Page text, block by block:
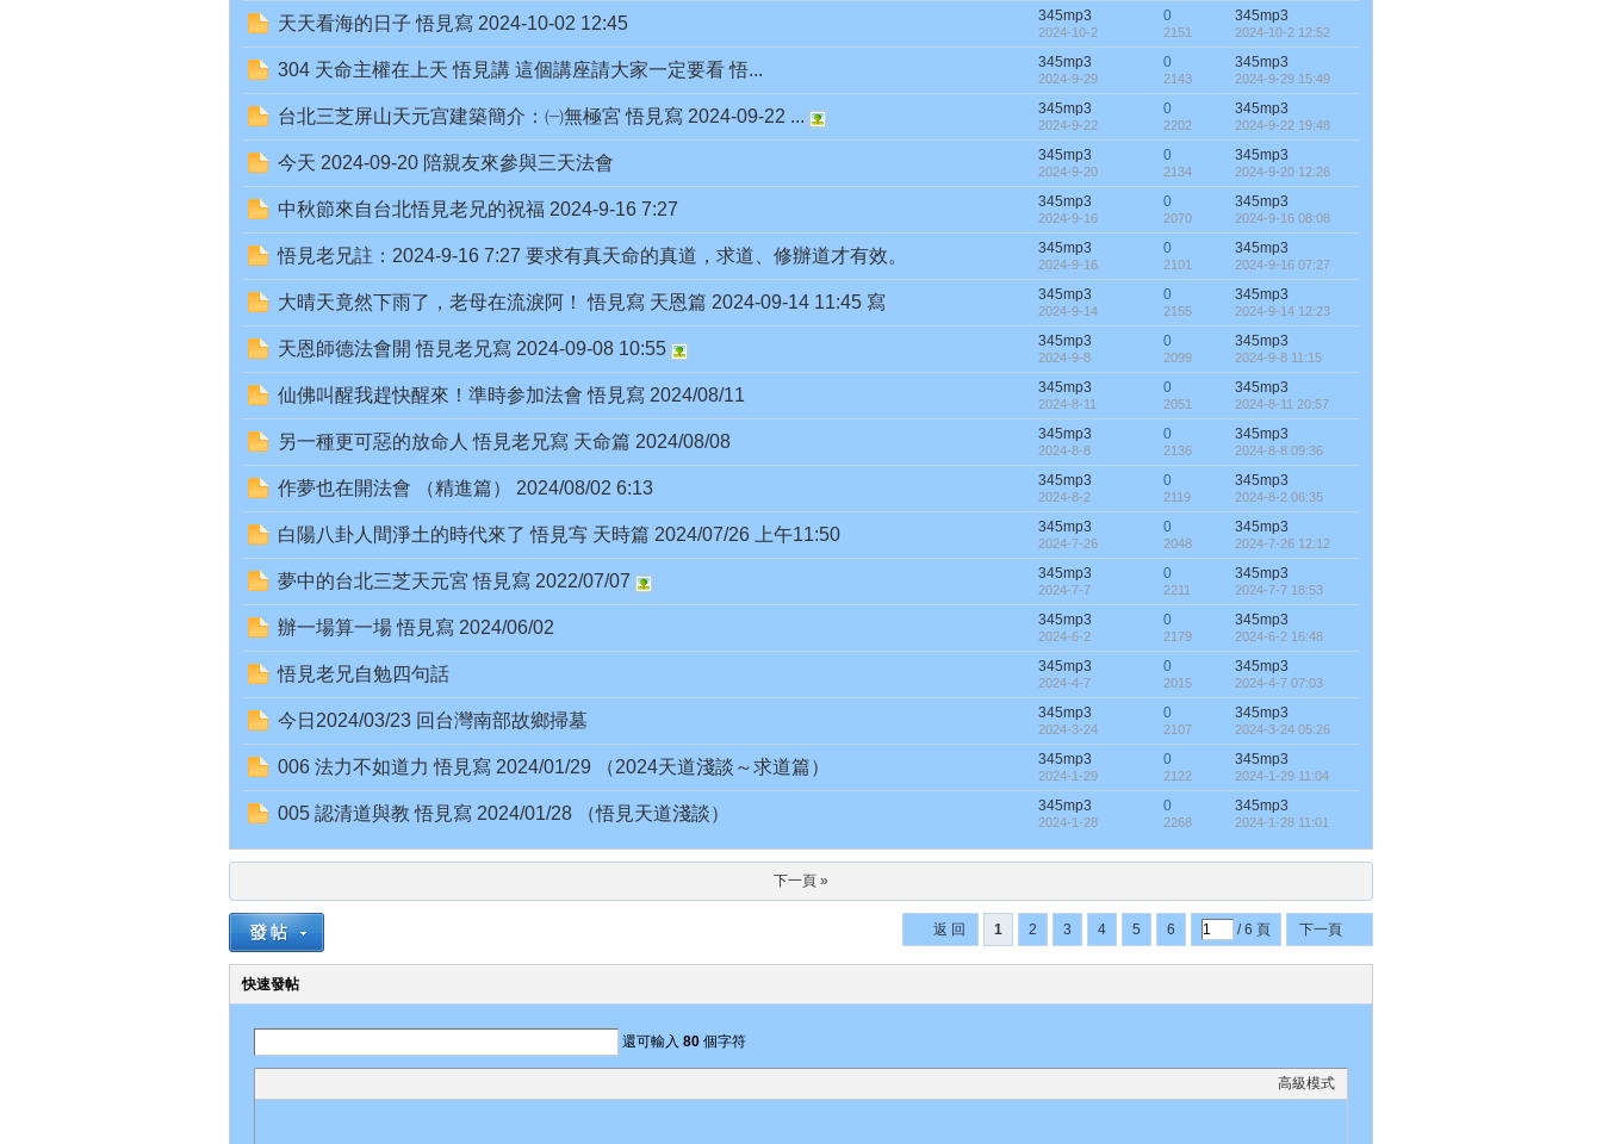
網
址
天天看海的日子 悟見寫 2024-10-02 12:45 345mp3
2024-10-2
0
2151
345mp3
2024-10-2 12:52
304 天命主權在上天 悟見講 這個講座請大家一定要看 悟... 345mp3
2024-9-29
0
2143
345mp3
2024-9-29 15:49
台北三芝屏山天元宫建築簡介：㈠無極宮 悟見寫 2024-09-22 ... 345mp3
2024-9-22
0
2202
345mp3
2024-9-22 19:48
今天 2024-09-20 陪親友來參與三天法會 345mp3
2024-9-20
0
2134
345mp3
2024-9-20 12:26
中秋節來自台北悟見老兄的祝福 2024-9-16 7:27 345mp3
2024-9-16
0
2070
345mp3
2024-9-16 08:08
悟見老兄註：2024-9-16 7:27 要求有真天命的真道，求道、修辦道才有效。 345mp3
2024-9-16
0
2101
345mp3
2024-9-16 07:27
大晴天竟然下雨了，老母在流淚阿！ 悟見寫 天恩篇 2024-09-14 11:45 寫 345mp3
2024-9-14
0
2155
345mp3
2024-9-14 12:23
天恩師德法會開 悟見老兄寫 2024-09-08 10:55 345mp3
2024-9-8
0
2099
345mp3
2024-9-8 11:15
仙佛叫醒我趕快醒來！準時参加法會 悟見寫 2024/08/11 345mp3
2024-8-11
0
2051
345mp3
2024-8-11 20:57
另一種更可惡的放命人 悟見老兄寫 天命篇 2024/08/08 345mp3
2024-8-8
0
2136
345mp3
2024-8-8 09:36
作夢也在開法會 （精進篇） 2024/08/02 6:13 345mp3
2024-8-2
0
2119
345mp3
2024-8-2 06:35
白陽八卦人間淨土的時代來了 悟見㝍 天時篇 2024/07/26 上午11:50 345mp3
2024-7-26
0
2048
345mp3
2024-7-26 12:12
夢中的台北三芝天元宮 悟見寫 2022/07/07 345mp3
2024-7-7
0
2211
345mp3
2024-7-7 18:53
辦一場算一場 悟見寫 2024/06/02 345mp3
2024-6-2
0
2179
345mp3
2024-6-2 16:48
悟見老兄自勉四句話 345mp3
2024-4-7
0
2015
345mp3
2024-4-7 07:03
今日2024/03/23 回台灣南部故鄉掃墓 345mp3
2024-3-24
0
2107
345mp3
2024-3-24 05:26
006 法力不如道力 悟見寫 2024/01/29 （2024天道淺談～求道篇） 345mp3
2024-1-29
0
2122
345mp3
2024-1-29 11:04
005 認清道與教 悟見寫 2024/01/28 （悟見天道淺談） 345mp3
2024-1-28
0
2268
345mp3
2024-1-28 11:01
下一頁 »
1 2 3 4 5 6 / 6 頁 下一頁
返 回
快速發帖
還可輸入 80 個字符
高級模式